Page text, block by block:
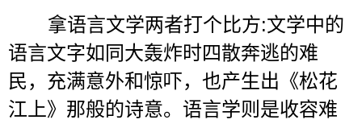
拿语言文学两者打个比方:文学中的
语言文字如同大轰炸时四散奔逃的难
民，充满意外和惊吓，也产生出《松花
江上》那般的诗意。语言学则是收容难